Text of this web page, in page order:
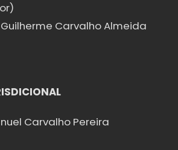
Carvalho Almeida
Carvalho Pereira